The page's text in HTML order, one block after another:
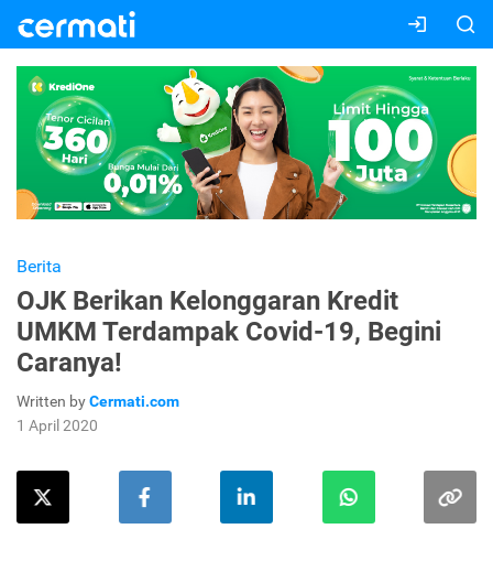
Berita
OJK Berikan Kelonggaran Kredit
UMKM Terdampak Covid-19, Begini
Caranya!
Written byCermati.com
1 April 2020